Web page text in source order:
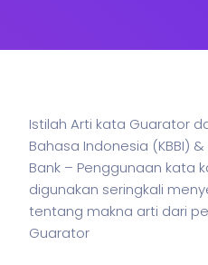
Istilah Arti kata Guarator
Bahasa Indonesia (KBBI)
Bank – Penggunaan kata
digunakan seringkali
tentang makna arti dari
Guarator